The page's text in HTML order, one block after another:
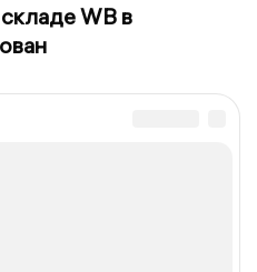
WB в